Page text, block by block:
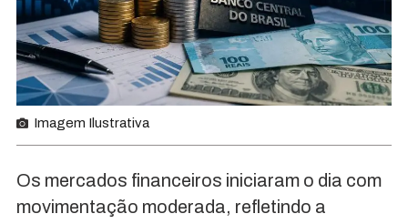
Imagem Ilustrativa
Os mercados financeiros iniciaram o dia com
movimentação moderada, refletindo a